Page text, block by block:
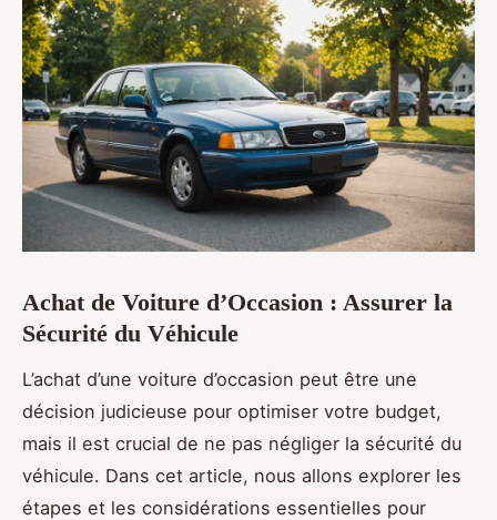
Achat de Voiture d’Occasion : Assurer la
Sécurité du Véhicule
L’achat d’une voiture d’occasion peut être une
décision judicieuse pour optimiser votre budget,
mais il est crucial de ne pas négliger la sécurité du
véhicule. Dans cet article, nous allons explorer les
étapes et les considérations essentielles pour